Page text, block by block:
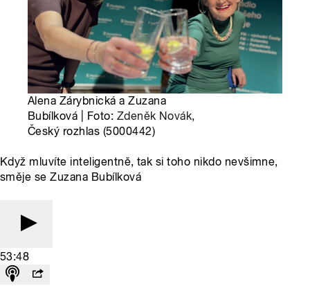
Alena Zárybnická a Zuzana
Bubílková | Foto: Zdeněk Novák,
Český rozhlas (5000442)
Když mluvíte inteligentně, tak si toho nikdo nevšimne,
směje se Zuzana Bubílková
53:48